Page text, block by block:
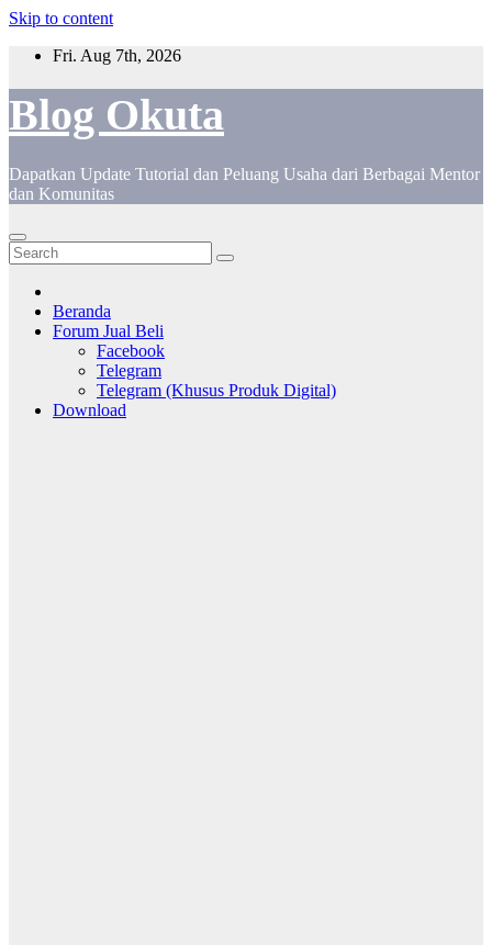
Skip to content
Fri. Aug 7th, 2026
Blog Okuta
Dapatkan Update Tutorial dan Peluang Usaha dari Berbagai Mentor
dan Komunitas
Beranda
Forum Jual Beli
Facebook
Telegram
Telegram (Khusus Produk Digital)
Download